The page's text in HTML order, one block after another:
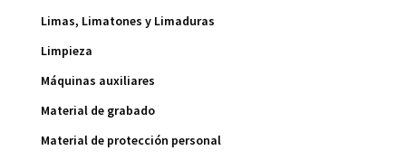
Limas, Limatones y Limaduras
Limpieza
Máquinas auxiliares
Material de grabado
Material de protección personal